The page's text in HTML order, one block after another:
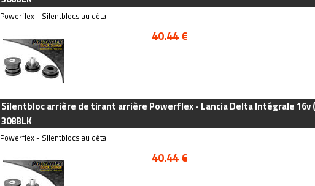
Powerflex - Silentblocs au détail
40.44 €
Silentbloc arrière de tirant arrière Powerflex - Lancia Delta Intégrale 16v
308BLK
Powerflex - Silentblocs au détail
40.44 €